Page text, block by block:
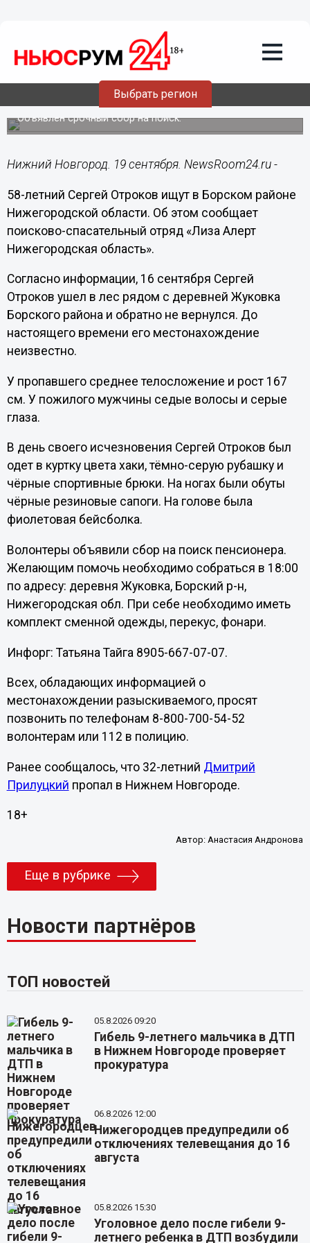
Выбрать регион
19.09.201917:09
58-летний Сергей Отроков пропал в
Объявлен срочный сбор на поиск.
Нижний Новгород. 19 сентября. NewsRoom24.ru -
58-летний Сергей Отроков ищут в Борском районе
Нижегородской области. Об этом сообщает
поисково-спасательный отряд «Лиза Алерт
Нижегородская область».
Согласно информации, 16 сентября Сергей
Отроков ушел в лес рядом с деревней Жуковка
Борского района и обратно не вернулся. До
настоящего времени его местонахождение
неизвестно.
У пропавшего среднее телосложение и рост 167
см. У пожилого мужчины седые волосы и серые
глаза.
В день своего исчезновения Сергей Отроков был
одет в куртку цвета хаки, тёмно-серую рубашку и
чёрные спортивные брюки. На ногах были обуты
чёрные резиновые сапоги. На голове была
фиолетовая бейсболка.
Волонтеры объявили сбор на поиск пенсионера.
Желающим помочь необходимо собраться в 18:00
по адресу: деревня Жуковка, Борский р-н,
Нижегородская обл. При себе необходимо иметь
комплект сменной одежды, перекус, фонари.
Инфорг: Татьяна Тайга 8905-667-07-07.
Всех, обладающих информацией о
местонахождении разыскиваемого, просят
позвонить по телефонам 8-800-700-54-52
волонтерам или 112 в полицию.
Ранее сообщалось, что 32-летний Дмитрий
Прилуцкий пропал в Нижнем Новгороде.
18+
Автор:Анастасия Андронова
Еще в рубрике
Новости партнёров
ТОП новостей
05.8.2026 09:20
Гибель 9-летнего мальчика в ДТП
в Нижнем Новгороде проверяет
прокуратура
06.8.2026 12:00
Нижегородцев предупредили об
отключениях телевещания до 16
августа
05.8.2026 15:30
Уголовное дело после гибели 9-
летнего ребенка в ДТП возбудили